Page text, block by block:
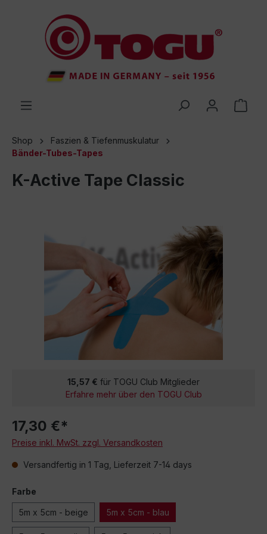
springen
Shop
Faszien & Tiefenmuskulatur
Bänder-Tubes-Tapes
K-Active Tape Classic
15,57 € für TOGU Club Mitglieder
Erfahre mehr über den TOGU Club
17,30 €*
Preise inkl. MwSt. zzgl. Versandkosten
Versandfertig in 1 Tag, Lieferzeit 7-14 days
Farbe
5m x 5cm - beige 5m x 5cm - blau